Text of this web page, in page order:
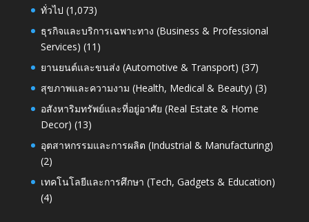
ทั่วไป (1,073)
ธุรกิจและบริการเฉพาะทาง (Business & Professional
Services) (11)
ยานยนต์และขนส่ง (Automotive & Transport) (37)
สุขภาพและความงาม (Health, Medical & Beauty) (3)
อสังหาริมทรัพย์และที่อยู่อาศัย (Real Estate & Home
Decor) (13)
อุตสาหกรรมและการผลิต (Industrial & Manufacturing)
(2)
เทคโนโลยีและการศึกษา (Tech, Gadgets & Education)
(4)